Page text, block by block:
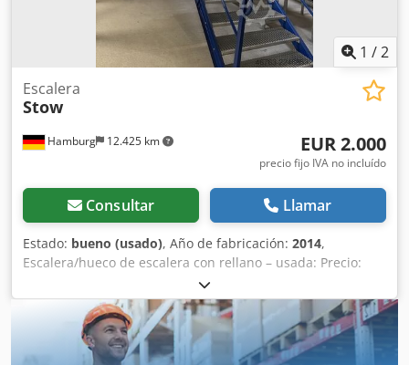
1 /2
Hamburg 12.425 km
Escalera
Stow
EUR 2.000
precio fijo IVA no incluído
Consultar Llamar
Estado: bueno (usado), Año de fabricación: 2014,
Escalera/hueco de escalera con rellano – usada: Precio:
2.000 € (neto), desmontada, embalada y cargada en el
lugar de origen. Posición 4 Fabricante: Stow Tipo:
desconocido Año de fabricación: 2014 Desde la planta baja
hasta el rellano, aproximadamente 10 escalones. Se deben
determinar más datos. Ancho: aproximadamente 1,25 m